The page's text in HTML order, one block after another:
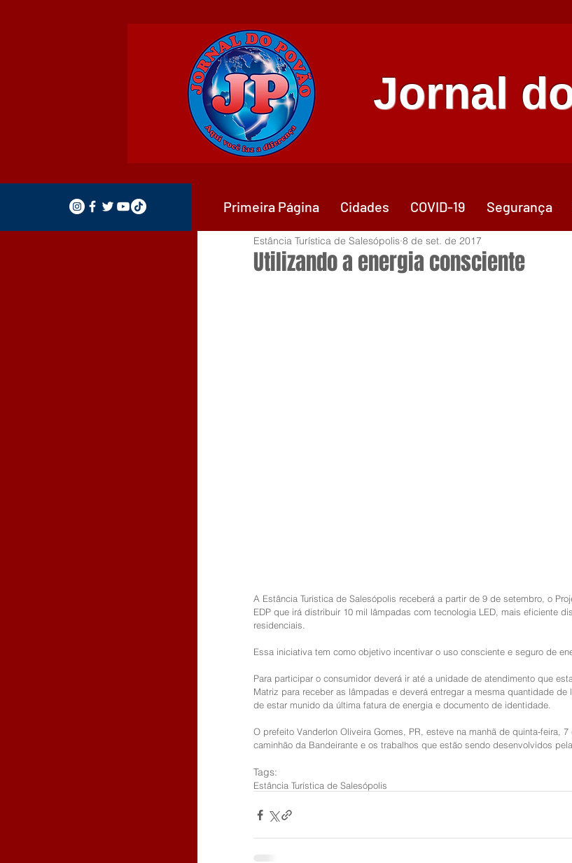
Jornal
Utilizando a energia consciente
Estância Turística de Salesópolis 8 de set. de 2017
A Estância Turística de Salesópolis receberá a partir de 9 de setembro, o
EDP que irá distribuir 10 mil lâmpadas com tecnologia LED, mais eficiente
residenciais.
Essa iniciativa tem como objetivo incentivar o uso consciente e seguro de
Para participar o consumidor deverá ir até a unidade de atendimento que
Matriz para receber as lâmpadas e deverá entregar a mesma quantidade de
de estar munido da última fatura de energia e documento de identidade.
O prefeito Vanderlon Oliveira Gomes, PR, esteve na manhã de quinta-feira,
caminhão da Bandeirante e os trabalhos que estão sendo desenvolvidos
Tags:
Estância Turística de Salesópolis
Primeira Página Cidades COVID-19 Segurança